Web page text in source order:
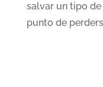
salvar un tipo
punto de